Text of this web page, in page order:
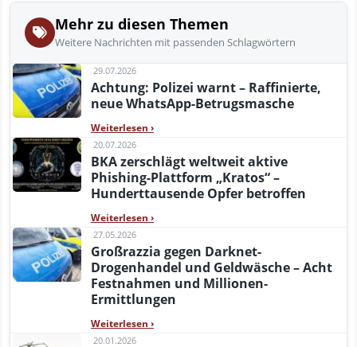
Mehr zu diesen Themen
Weitere Nachrichten mit passenden Schlagwörtern
29.07.2026
Achtung: Polizei warnt – Raffinierte,
neue WhatsApp-Betrugsmasche
Weiterlesen ›
20.07.2026
BKA zerschlägt weltweit aktive
Phishing-Plattform „Kratos“ –
Hunderttausende Opfer betroffen
Weiterlesen ›
27.05.2026
Großrazzia gegen Darknet-
Drogenhandel und Geldwäsche – Acht
Festnahmen und Millionen-
Ermittlungen
Weiterlesen ›
20.01.2026